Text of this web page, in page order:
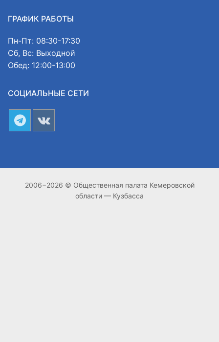
ГРАФИК РАБОТЫ
Пн-Пт: 08:30-17:30
Сб, Вс: Выходной
Обед: 12:00-13:00
СОЦИАЛЬНЫЕ СЕТИ
2006−2026 © Общественная палата Кемеровской
области — Кузбасса